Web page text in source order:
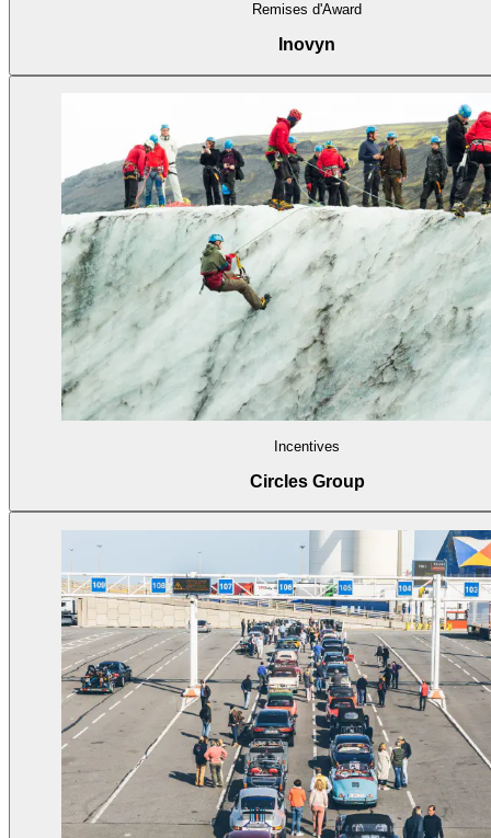
Remises d'Award
Inovyn
Incentives
Circles Group